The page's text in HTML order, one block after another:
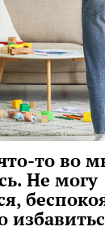
то во
Не могу